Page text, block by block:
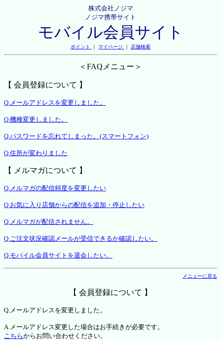
株式会社ノジマ
ノジマ携帯サイト
モバイル会員サイト
ポイント ｜ マイページ ｜ 店舗検索
＜FAQメニュー＞
【 会員登録について 】
Q.メールアドレスを変更しました。
Q.機種変更しました。
Q.パスワードを忘れてしまった。(スマートフォン)
Q.住所が変わりました
【 メルマガについて 】
Q.メルマガの配信頻度を変更したい
Q.お気に入り店舗からの配信を追加・停止したい
Q.メルマガが配信されません。
Q.ご注文状況確認メールが受信できるか確認したい。
Q.モバイル会員サイトを退会したい。
メニューに戻る
【 会員登録について 】
Q.メールアドレスを変更しました。
A.メールアドレス変更した場合はお手続きが必要です。
こちらからお問い合わせください。